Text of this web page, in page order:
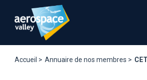
contenu
Accueil > Annuaire de nos membres >